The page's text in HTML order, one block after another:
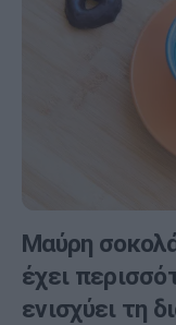
Μαύρη
έχει
ενισχύει τη